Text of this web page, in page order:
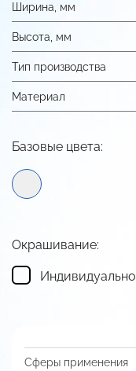
Ширина, мм
Высота, мм
Тип производства
Материал
Сферы применения
Базовые цвета:
Окрашивание: